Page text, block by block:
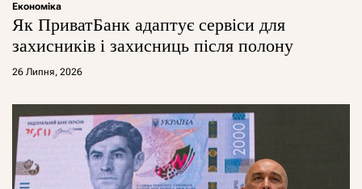
Економіка
Як ПриватБанк адаптує сервіси для
захисників і захисниць після полону
26 Липня, 2026